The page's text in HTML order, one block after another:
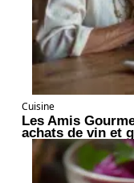
Cuisine
Les Amis
achats de vin et